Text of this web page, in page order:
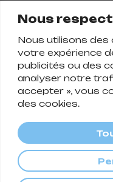
Nous
Nous utilisons des
votre expérience
publicités ou des
analyser notre
accepter », vous
des cookies.
Suivez-nous